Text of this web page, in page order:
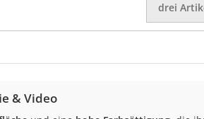
drei
& Video